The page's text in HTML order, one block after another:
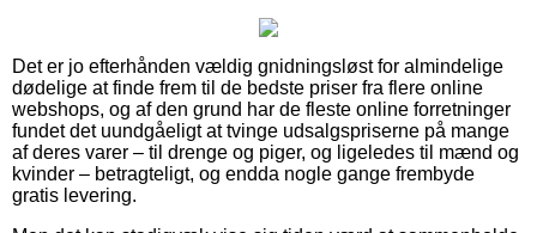
Det er jo efterhånden vældig gnidningsløst for almindelige
dødelige at finde frem til de bedste priser fra flere online
webshops, og af den grund har de fleste online forretninger
fundet det uundgåeligt at tvinge udsalgspriserne på mange
af deres varer – til drenge og piger, og ligeledes til mænd og
kvinder – betragteligt, og endda nogle gange frembyde
gratis levering.